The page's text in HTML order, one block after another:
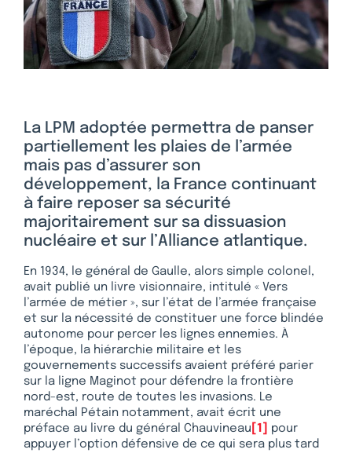
La LPM adoptée permettra de panser
partiellement les plaies de l’armée
mais pas d’assurer son
développement, la France continuant
à faire reposer sa sécurité
majoritairement sur sa dissuasion
nucléaire et sur l’Alliance atlantique.
En 1934, le général de Gaulle, alors simple colonel,
avait publié un livre visionnaire, intitulé « Vers
l’armée de métier », sur l’état de l’armée française
et sur la nécessité de constituer une force blindée
autonome pour percer les lignes ennemies. À
l’époque, la hiérarchie militaire et les
gouvernements successifs avaient préféré parier
sur la ligne Maginot pour défendre la frontière
nord-est, route de toutes les invasions. Le
maréchal Pétain notamment, avait écrit une
préface au livre du général Chauvineau [1]
pour
appuyer l’option défensive de ce qui sera plus tard